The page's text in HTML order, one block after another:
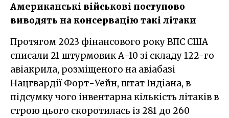
Американські військові поступово
виводять на консервацію такі літаки
Протягом 2023 фінансового року ВПС США
списали 21 штурмовик А-10 зі складу 122-го
авіакрила, розміщеного на авіабазі
Нацгвардії Форт-Уейн, штат Індіана, в
підсумку чого інвентарна кількість літаків в
строю цього скоротилась із 281 до 260